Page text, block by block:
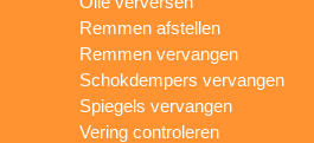
Remmen afstellen
Remmen vervangen
Schokdempers vervangen
Spiegels vervangen
Vering controleren